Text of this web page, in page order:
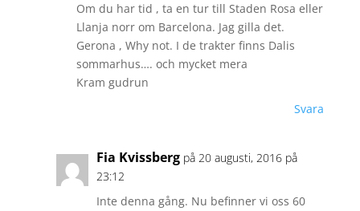
Om du har tid , ta en tur till Staden Rosa eller
Llanja norr om Barcelona. Jag gilla det.
Gerona , Why not. I de trakter finns Dalis
sommarhus…. och mycket mera
Kram gudrun
Svara
Fia Kvissberg på 20 augusti, 2016 på
23:12
Inte denna gång. Nu befinner vi oss 60